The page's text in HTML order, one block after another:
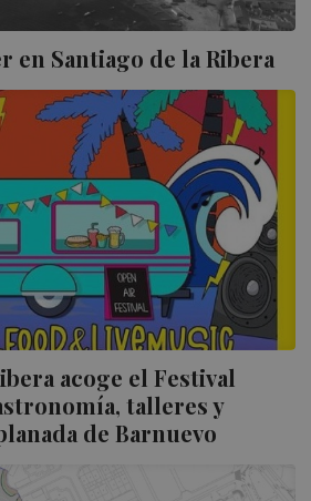
en Santiago de la Ribera
acoge el Festival
talleres y
de Barnuevo